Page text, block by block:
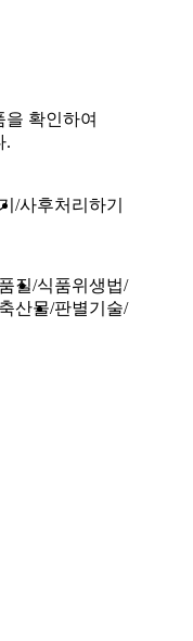
확인하여
.
사후처리하기
질 식품위생법
산물 판별기술